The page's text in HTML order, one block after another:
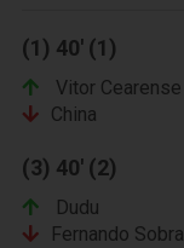
(1) 40' (1)
Vitor Cearense
China
(3) 40' (2)
Dudu
Fernando Sobral